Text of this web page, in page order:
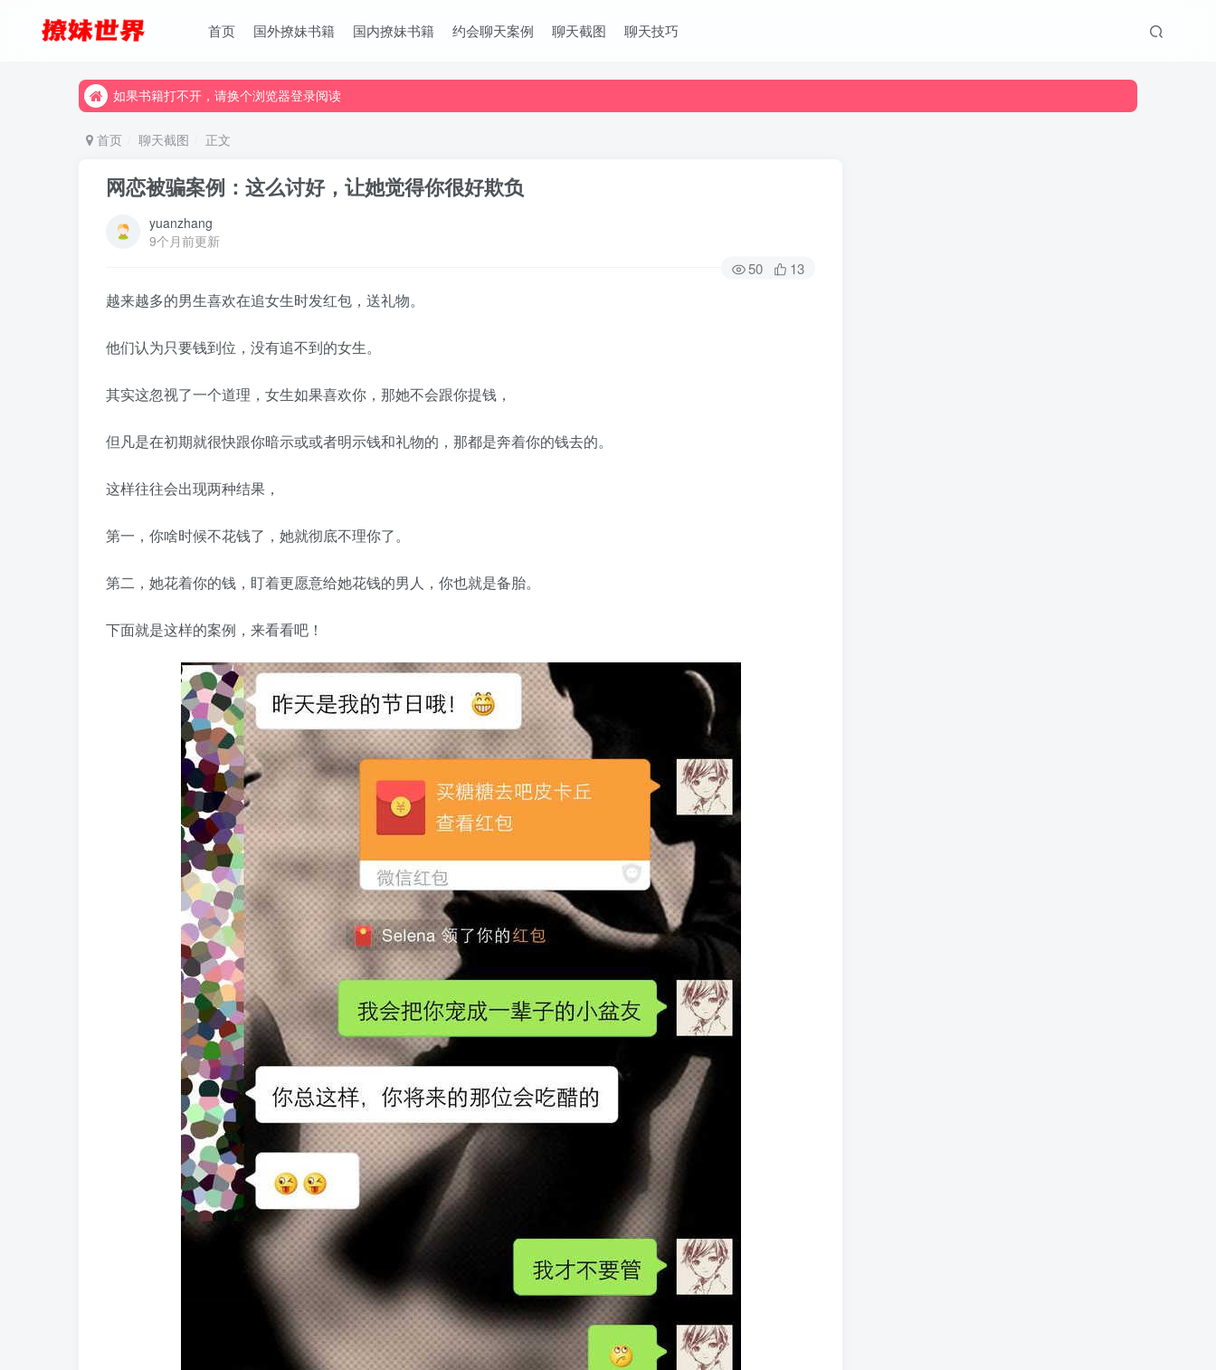
首页 国外撩妹书籍 国内撩妹书籍 约会聊天案例 聊天截图 聊天技巧
如果书籍打不开，请换个浏览器登录阅读
如果书籍打不开，请换个浏览器登录阅读
首页 聊天截图 正文
网恋被骗案例：这么讨好，让她觉得你很好欺负
yuanzhang
9个月前更新
50 13
越来越多的男生喜欢在追女生时发红包，送礼物。
他们认为只要钱到位，没有追不到的女生。
其实这忽视了一个道理，女生如果喜欢你，那她不会跟你提钱，
但凡是在初期就很快跟你暗示或或者明示钱和礼物的，那都是奔着你的钱去的。
这样往往会出现两种结果，
第一，你啥时候不花钱了，她就彻底不理你了。
第二，她花着你的钱，盯着更愿意给她花钱的男人，你也就是备胎。
下面就是这样的案例，来看看吧！